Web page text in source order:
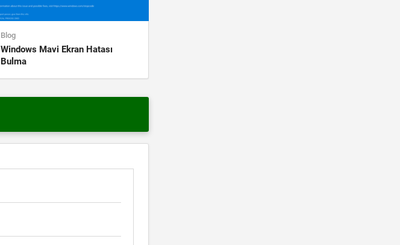
Blog
Windows Mavi Ekran Hatası
Bulma